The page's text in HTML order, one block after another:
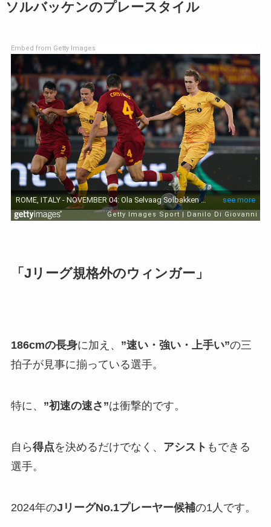
ソルバッケンのプレースタイル
Embed from Getty Images
「Jリーグ規格外のウィンガー」
186cmの長身に加え、 ”速い・強い・上手い”の三
拍子が見事に揃っている選手。
特に、 ”初速の速さ”は衝撃的です。
自ら得点を決めるだけでなく、 アシスト もできる
選手。
2024年のJリーグNo.1プレーヤー候補の1人です。